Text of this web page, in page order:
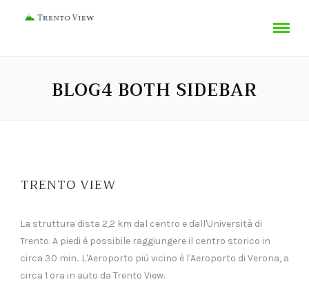
BLOG4 BOTH SIDEBAR
TRENTO VIEW
La struttura dista 2,2 km dal centro e dall'Università di
Trento. A piedi è possibile raggiungere il centro storico in
circa 30 min.. L'Aeroporto più vicino è l'Aeroporto di Verona, a
circa 1 ora in auto da Trento View.